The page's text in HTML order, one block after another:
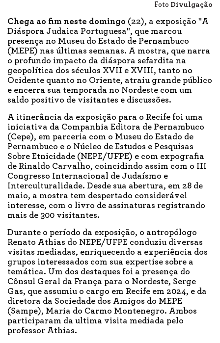
Foto Divulgação
Chega ao fim neste domingo (22), a exposição "A
Diáspora Judaica Portuguesa", que marcou
presença no Museu do Estado de Pernambuco
(MEPE) nas últimas semanas. A mostra, que narra
o profundo impacto da diáspora sefardita na
geopolítica dos séculos XVII e XVIII, tanto no
Ocidente quanto no Oriente, atraiu grande público
e encerra sua temporada no Nordeste com um
saldo positivo de visitantes e discussões.
A itinerância da exposição para o Recife foi uma
iniciativa da Companhia Editora de Pernambuco
(Cepe), em parceria com o Museu do Estado de
Pernambuco e o Núcleo de Estudos e Pesquisas
Sobre Etnicidade (NEPE/UFPE) e com expografia
de Rinaldo Carvalho, coincidindo assim com o III
Congresso Internacional de Judaísmo e
Interculturalidade. Desde sua abertura, em 28 de
maio, a mostra tem despertado considerável
interesse, com o livro de assinaturas registrando
mais de 300 visitantes.
Durante o período da exposição, o antropólogo
Renato Athias do NEPE/UFPE conduziu diversas
visitas mediadas, enriquecendo a experiência dos
grupos interessados com sua expertise sobre a
temática. Um dos destaques foi a presença do
Cônsul Geral da França para o Nordeste, Serge
Gas, que assumiu o cargo em Recife em 2024, e da
diretora da Sociedade dos Amigos do MEPE
(Sampe), Maria do Carmo Montenegro. Ambos
participaram da ultima visita mediada pelo
professor Athias.